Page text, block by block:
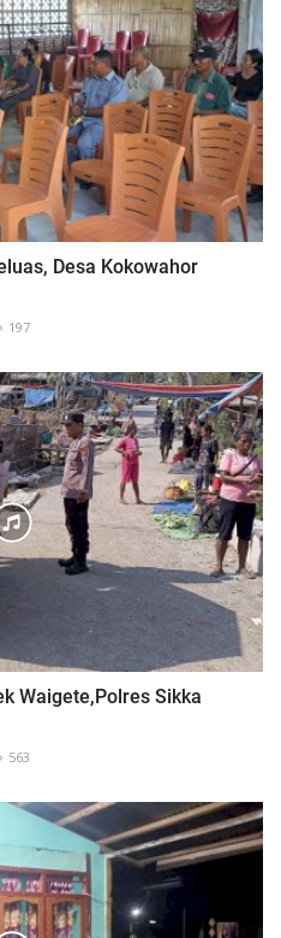
Desa Kokowahor
197
Waigete,Polres Sikka
563